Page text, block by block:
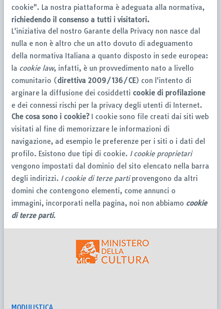
cookie". La nostra piattaforma è adeguata alla normativa,
richiedendo il consenso a tutti i visitatori.
L'iniziativa del nostro Garante della Privacy non nasce dal
nulla e non è altro che un atto dovuto di adeguamento
della normativa Italiana a quanto disposto in sede europea:
la cookie law, infatti, è un provvedimento nato a livello
comunitario (direttiva 2009/136/CE) con l'intento di
arginare la diffusione dei cosiddetti cookie di profilazione
e dei connessi rischi per la privacy degli utenti di Internet.
Che cosa sono i cookie? I cookie sono file creati dai siti web
visitati al fine di memorizzare le informazioni di
navigazione, ad esempio le preferenze per i siti o i dati del
profilo. Esistono due tipi di cookie. I cookie proprietari
vengono impostati dal dominio del sito elencato nella barra
degli indirizzi. I cookie di terze partiprovengono da altri
domini che contengono elementi, come annunci o
immagini, incorporati nella pagina, noi non abbiamo cookie
di terze parti.